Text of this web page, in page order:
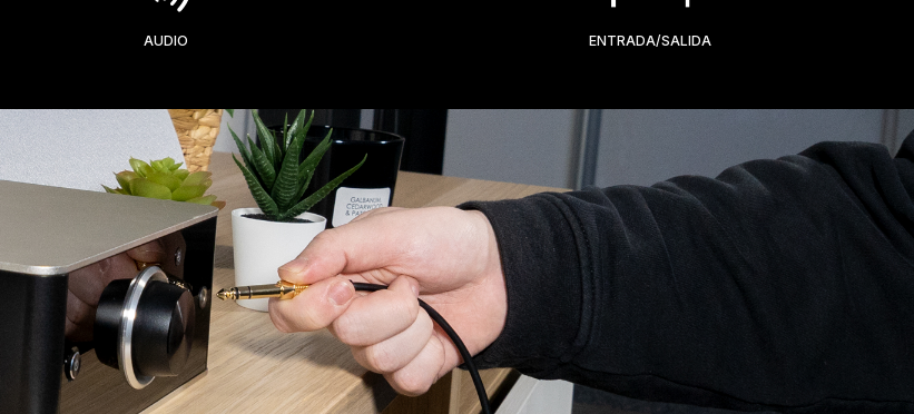
AUDIO ENTRADA/SALIDA